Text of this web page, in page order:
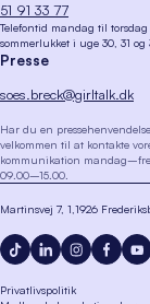
51 91 33 77
Telefontid mandag til
sommerlukket i uge 30, 31 og
Presse
soes.breck@girltalk.dk
Har du en
velkommen til at kontakte
kommunikation
09.00–15.00.
Martinsvej 7, 1 1926
Privatlivspolitik